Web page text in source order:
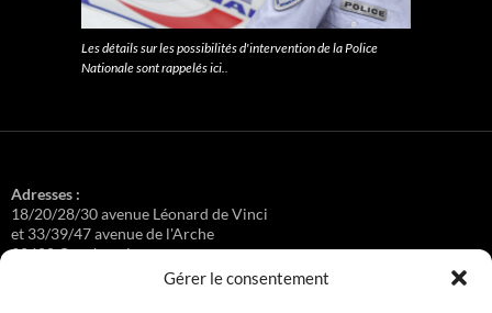
Gérer le consentement
Les détails sur les possibilités d'intervention de la Police
Nationale sont rappelés ici..
Adresses :
18/20/28/30 avenue Léonard de Vinci
et 33/39/47 avenue de l'Arche
92400 Courbevoie